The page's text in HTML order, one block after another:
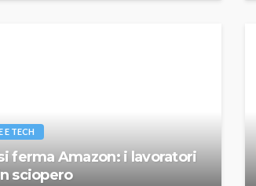
E TECH
ferma Amazon: i lavoratori
sciopero